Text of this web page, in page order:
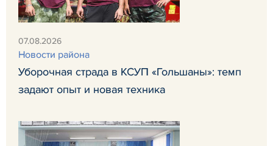
07.08.2026
Новости района
Уборочная страда в КСУП «Гольшаны»: темп
задают опыт и новая техника